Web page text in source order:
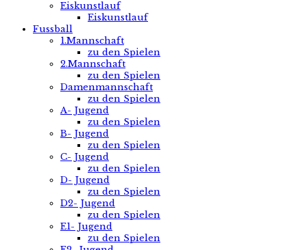
Eiskunstlauf
Eiskunstlauf
Fussball
1.Mannschaft
zu den Spielen
2.Mannschaft
zu den Spielen
Damenmannschaft
zu den Spielen
A- Jugend
zu den Spielen
B- Jugend
zu den Spielen
C- Jugend
zu den Spielen
D- Jugend
zu den Spielen
D2- Jugend
zu den Spielen
E1- Jugend
zu den Spielen